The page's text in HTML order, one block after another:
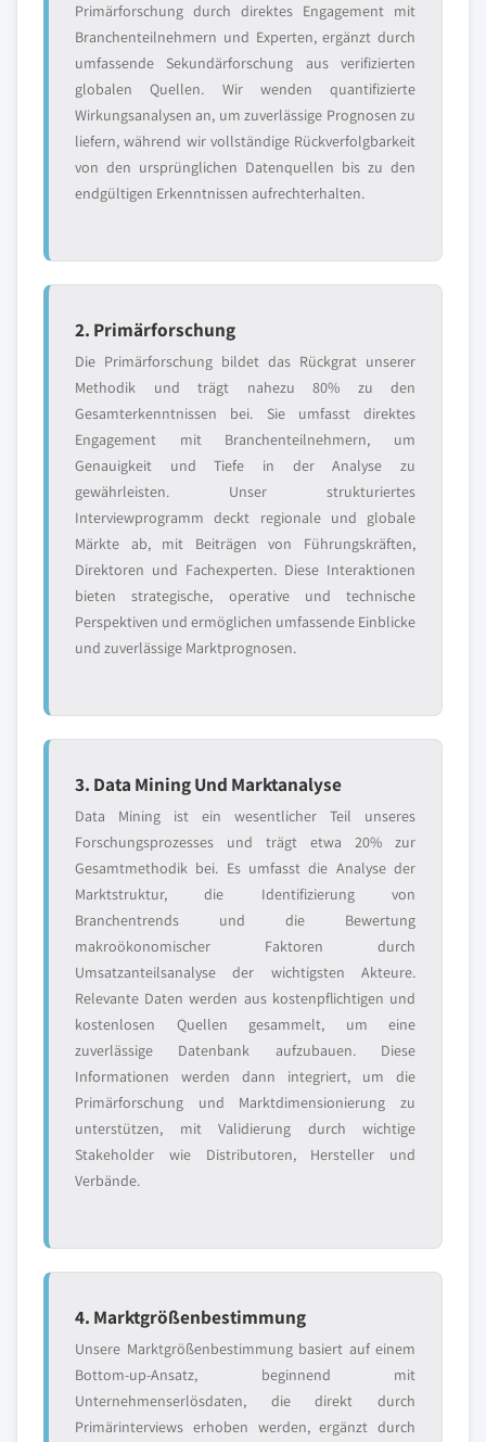
Primärforschung durch direktes Engagement mit
Branchenteilnehmern und Experten, ergänzt durch
umfassende Sekundärforschung aus verifizierten
globalen Quellen. Wir wenden quantifizierte
Wirkungsanalysen an, um zuverlässige Prognosen zu
liefern, während wir vollständige Rückverfolgbarkeit
von den ursprünglichen Datenquellen bis zu den
endgültigen Erkenntnissen aufrechterhalten.
2. Primärforschung
Die Primärforschung bildet das Rückgrat unserer
Methodik und trägt nahezu 80% zu den
Gesamterkenntnissen bei. Sie umfasst direktes
Engagement mit Branchenteilnehmern, um
Genauigkeit und Tiefe in der Analyse zu
gewährleisten. Unser strukturiertes
Interviewprogramm deckt regionale und globale
Märkte ab, mit Beiträgen von Führungskräften,
Direktoren und Fachexperten. Diese Interaktionen
bieten strategische, operative und technische
Perspektiven und ermöglichen umfassende Einblicke
und zuverlässige Marktprognosen.
3. Data Mining Und Marktanalyse
Data Mining ist ein wesentlicher Teil unseres
Forschungsprozesses und trägt etwa 20% zur
Gesamtmethodik bei. Es umfasst die Analyse der
Marktstruktur, die Identifizierung von
Branchentrends und die Bewertung
makroökonomischer Faktoren durch
Umsatzanteilsanalyse der wichtigsten Akteure.
Relevante Daten werden aus kostenpflichtigen und
kostenlosen Quellen gesammelt, um eine
zuverlässige Datenbank aufzubauen. Diese
Informationen werden dann integriert, um die
Primärforschung und Marktdimensionierung zu
unterstützen, mit Validierung durch wichtige
Stakeholder wie Distributoren, Hersteller und
Verbände.
4. Marktgrößenbestimmung
Unsere Marktgrößenbestimmung basiert auf einem
Bottom-up-Ansatz, beginnend mit
Unternehmenserlösdaten, die direkt durch
Primärinterviews erhoben werden, ergänzt durch